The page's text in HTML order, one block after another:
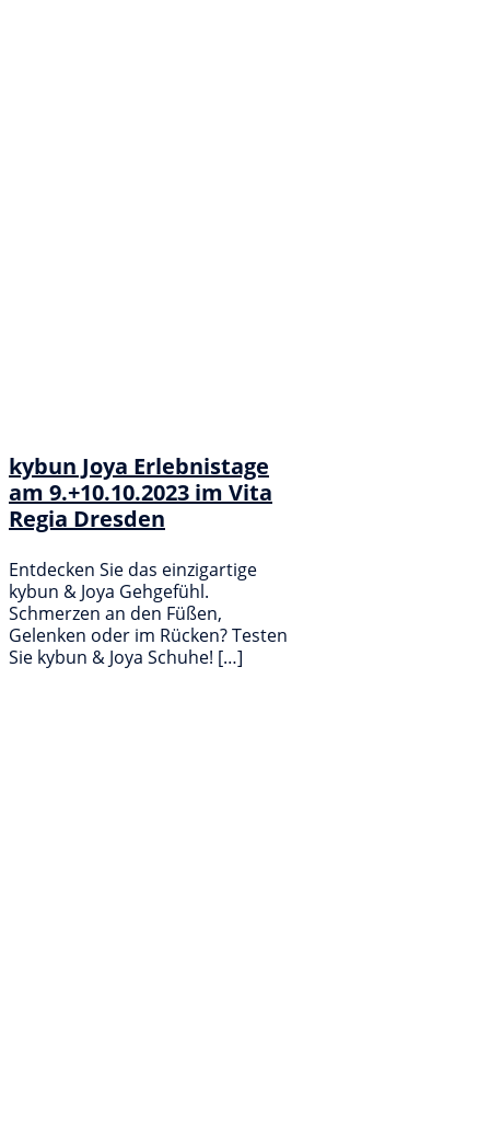
kybun Joya Erlebnistage
am 9.+10.10.2023 im Vita
Regia Dresden
Entdecken Sie das einzigartige
kybun & Joya Gehgefühl.
Schmerzen an den Füßen,
Gelenken oder im Rücken? Testen
Sie kybun & Joya Schuhe! […]